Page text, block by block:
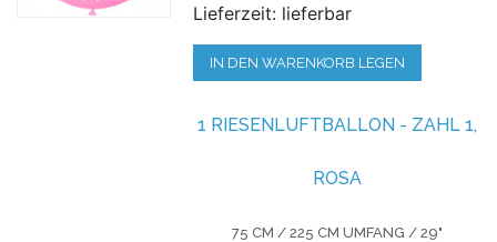
Lieferzeit: lieferbar
IN DEN WARENKORB LEGEN
1 RIESENLUFTBALLON - ZAHL 1,
ROSA
75 CM / 225 CM UMFANG / 29"